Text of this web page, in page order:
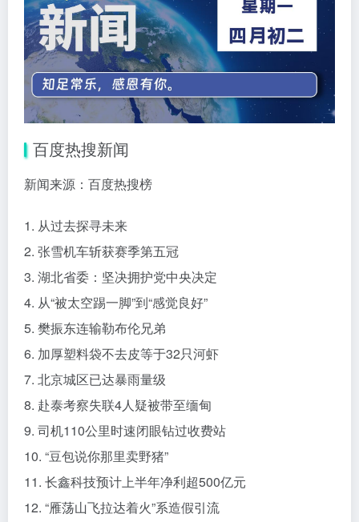
百度热搜新闻
新闻来源：百度热搜榜
1. 从过去探寻未来
2. 张雪机车斩获赛季第五冠
3. 湖北省委：坚决拥护党中央决定
4. 从“被太空踢一脚”到“感觉良好”
5. 樊振东连输勒布伦兄弟
6. 加厚塑料袋不去皮等于32只河虾
7. 北京城区已达暴雨量级
8. 赴泰考察失联4人疑被带至缅甸
9. 司机110公里时速闭眼钻过收费站
10. “豆包说你那里卖野猪”
11. 长鑫科技预计上半年净利超500亿元
12. “雁荡山飞拉达着火”系造假引流